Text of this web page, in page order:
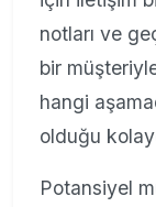
notları ve
bir
hangi
olduğu
Potansiyel